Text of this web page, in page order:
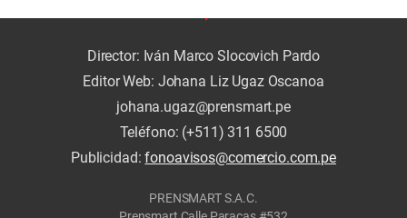
Director: Iván Marco Slocovich Pardo
Editor Web: Johana Liz Ugaz Oscanoa
johana.ugaz@prensmart.pe
Teléfono: (+511) 311 6500
Publicidad:fonoavisos@comercio.com.pe
PRENSMART S.A.C.